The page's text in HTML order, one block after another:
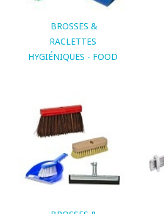
BROSSES &
RACLETTES
HYGIÉNIQUES - FOOD